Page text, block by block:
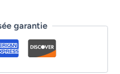
garantie